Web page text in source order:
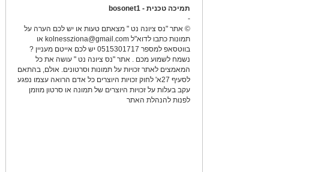
תמיכה טכנית - bosonet1
-
© אתר "נס ציונה נט " מצאתם טעות או יש לכם הערה על
תמונות כתבו לדוא"ל kolnessziona@gmail.com או
בווטסאפ למספר 0515301717 יש לכם אייטם מעניין ?
נשמח לשמוע מכם . אתר "נס ציונה נט " עושה את כל
המאמצים לאתר זכויות על תמונות וסרטונים. אולם, בהתאם
לסעיף 27א' לחוק זכויות היוצרים כל אדם הרואה עצמו נפגע
עקב בעלות על זכויות היוצרים של תמונה או סרטון מוזמן
לפנות להנהלת האתר